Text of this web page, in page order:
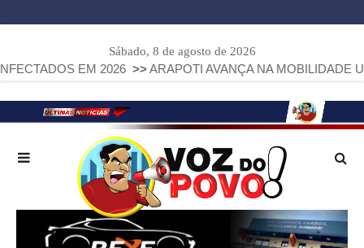
Sábado, 8 de agosto de 2026
EM 2026 >> ARAPOTI AVANÇA NA MOBILIDADE